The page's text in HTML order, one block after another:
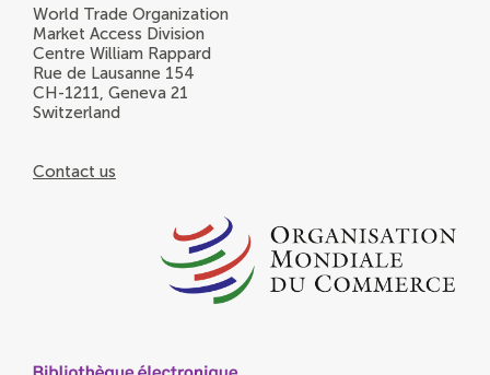
World Trade Organization
Market Access Division
Centre William Rappard
Rue de Lausanne 154
CH-1211, Geneva 21
Switzerland
Contact us